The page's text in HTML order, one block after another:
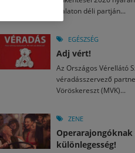
2026. JÚL. 15.
nézők 10 kedvenc filmje
2026. JÚL. 3.
án hozzánk is megérkezik a
2026. JÚL. 29.
a jubileumi Művészetek
kulturális ünnep
Fesztivál 2026
egy mese: 30 napos
2026. MÁJ. 11.
László kapta az Artisjus
Balaton déli partján...
EGÉSZSÉG
Adj vért!
Az Országos Vérellátó
véradásszervező
Vöröskereszt (MVK)...
ZENE
Operarajongóknak
különlegesség!